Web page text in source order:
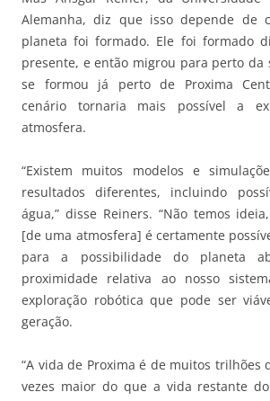
Alemanha, diz que isso depende de
planeta foi formado. Ele foi formado
presente, e então migrou para perto da
se formou já perto de Proxima
cenário tornaria mais possível a
atmosfera.
“Existem muitos modelos e
resultados diferentes, incluindo
água,” disse Reiners. “Não temos
[de uma atmosfera] é certamente
para a possibilidade do planeta
proximidade relativa ao nosso
exploração robótica que pode ser
geração.
“A vida de Proxima é de muitos trilhões
vezes maior do que a vida restante do